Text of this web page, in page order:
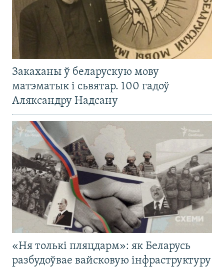
Закаханы ў беларускую мову
матэматык і сьвятар. 100 гадоў
Аляксандру Надсану
«Ня толькі пляцдарм»: як Беларусь
разбудоўвае вайсковую інфраструктуру